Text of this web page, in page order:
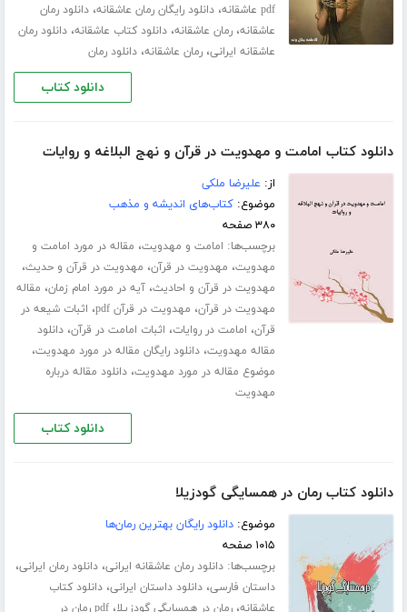
pdf عاشقانه ،دانلود رایگان رمان عاشقانه،دانلود رمان
عاشقانه،رمان عاشقانه،دانلود کتاب عاشقانه،دانلود رمان
عاشقانه ایرانی،رمان عاشقانه،دانلود رمان
دانلود کتاب
دانلود کتاب امامت و مهدویت در قرآن و نهج البلاغه و روایات
از: علیرضا ملکی
موضوع:کتاب‌های اندیشه و مذهب
۳۸۰ صفحه
برچسب‌ها: امامت و مهدویت، مقاله در مورد امامت و
مهدویت، مهدویت در قرآن، مهدویت در قرآن و حدیث،
مهدویت در قرآن و احادیث،آیه در مورد امام زمان، مقاله
مهدویت در قرآن، مهدویت در قرآن pdf ، اثبات شیعه در
قرآن، امامت در روایات، اثبات امامت در قرآن،دانلود
مقاله مهدویت،دانلود رایگان مقاله در مورد مهدویت،
موضوع مقاله در مورد مهدویت،دانلود مقاله درباره
مهدویت
دانلود کتاب
دانلود کتاب رمان در همسایگی گودزیلا
موضوع:دانلود رایگان بهترین رمان‌ها
۱۰۱۵ صفحه
برچسب‌ها:دانلود رمان عاشقانه ایرانی،دانلود رمان ایرانی،
داستان فارسی،دانلود داستان ایرانی،دانلود کتاب
عاشقانه،رمان در همسایگی گودزیلا،
pdf رمان در